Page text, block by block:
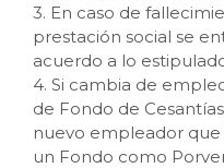
3. En caso de
prestación social se
acuerdo a lo
4. Si cambia de
de Fondo de
nuevo empleador que
un Fondo como